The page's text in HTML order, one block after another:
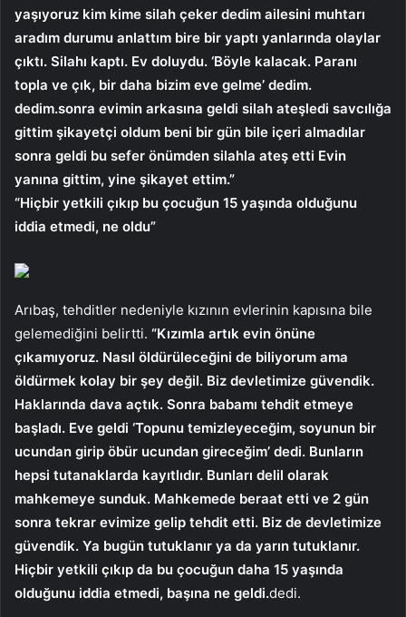
yaşıyoruz kim kime silah çeker dedim ailesini muhtarı
aradım durumu anlattım bire bir yaptı yanlarında olaylar
çıktı. Silahı kaptı. Ev doluydu. ‘Böyle kalacak. Paranı
topla ve çık, bir daha bizim eve gelme’ dedim.
dedim.sonra evimin arkasına geldi silah ateşledi savcılığa
gittim şikayetçi oldum beni bir gün bile içeri almadılar
sonra geldi bu sefer önümden silahla ateş etti Evin
yanına gittim, yine şikayet ettim.”
“Hiçbir yetkili çıkıp bu çocuğun 15 yaşında olduğunu
iddia etmedi, ne oldu”
Arıbaş, tehditler nedeniyle kızının evlerinin kapısına bile
gelemediğini belirtti. “Kızımla artık evin önüne
çıkamıyoruz. Nasıl öldürüleceğini de biliyorum ama
öldürmek kolay bir şey değil. Biz devletimize güvendik.
Haklarında dava açtık. Sonra babamı tehdit etmeye
başladı. Eve geldi ‘Topunu temizleyeceğim, soyunun bir
ucundan girip öbür ucundan gireceğim’ dedi. Bunların
hepsi tutanaklarda kayıtlıdır. Bunları delil olarak
mahkemeye sunduk. Mahkemede beraat etti ve 2 gün
sonra tekrar evimize gelip tehdit etti. Biz de devletimize
güvendik. Ya bugün tutuklanır ya da yarın tutuklanır.
Hiçbir yetkili çıkıp da bu çocuğun daha 15 yaşında
olduğunu iddia etmedi, başına ne geldi.dedi.